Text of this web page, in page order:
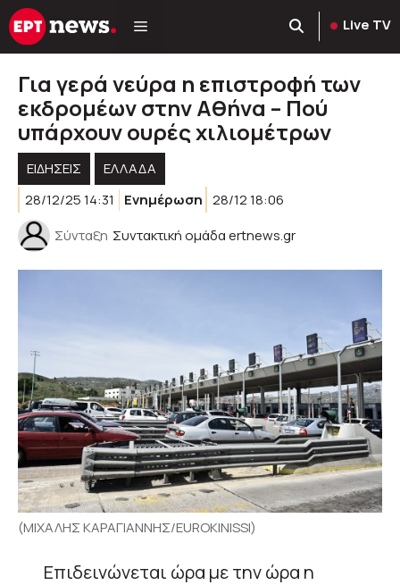
Μετάβαση
σε
Live TV
Για γερά νεύρα η επιστροφή των
εκδρομέων στην Αθήνα – Πού
υπάρχουν ουρές χιλιομέτρων
ΕΙΔΗΣΕΙΣ
ΕΛΛΑΔΑ
28/12/25 14:31
Ενημέρωση 28/12 18:06
Σύνταξη Συντακτική ομάδα ertnews.gr
(ΜΙΧΑΛΗΣ ΚΑΡΑΓΙΑΝΝΗΣ/EUROKINISSI)
Επιδεινώνεται ώρα με την ώρα η